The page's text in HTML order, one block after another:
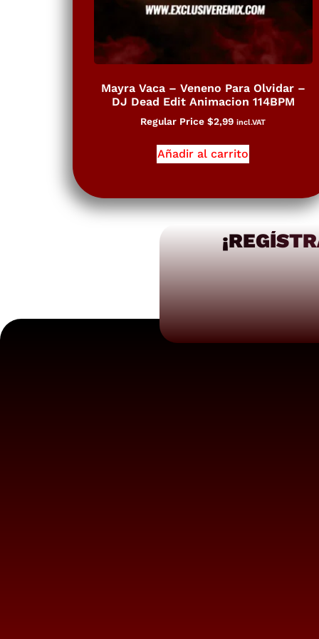
Mayra Vaca – Veneno Para Olvidar –
DJ Dead Edit Animacion 114BPM
Regular Price$2,99 incl.VAT
Añadir al carrito